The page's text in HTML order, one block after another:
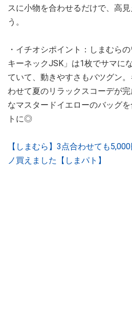
スに小物を合わせるだけで、高
う。
・イチオシポイント：しまむら
キーネックJSK」は1枚でサマに
ていて、動きやすさもバツグン
わせて夏のリラックスコーデが
なマスタードイエローのバッグ
トに◎
【しまむら】3点合わせても
ノ買えました【しまパト】